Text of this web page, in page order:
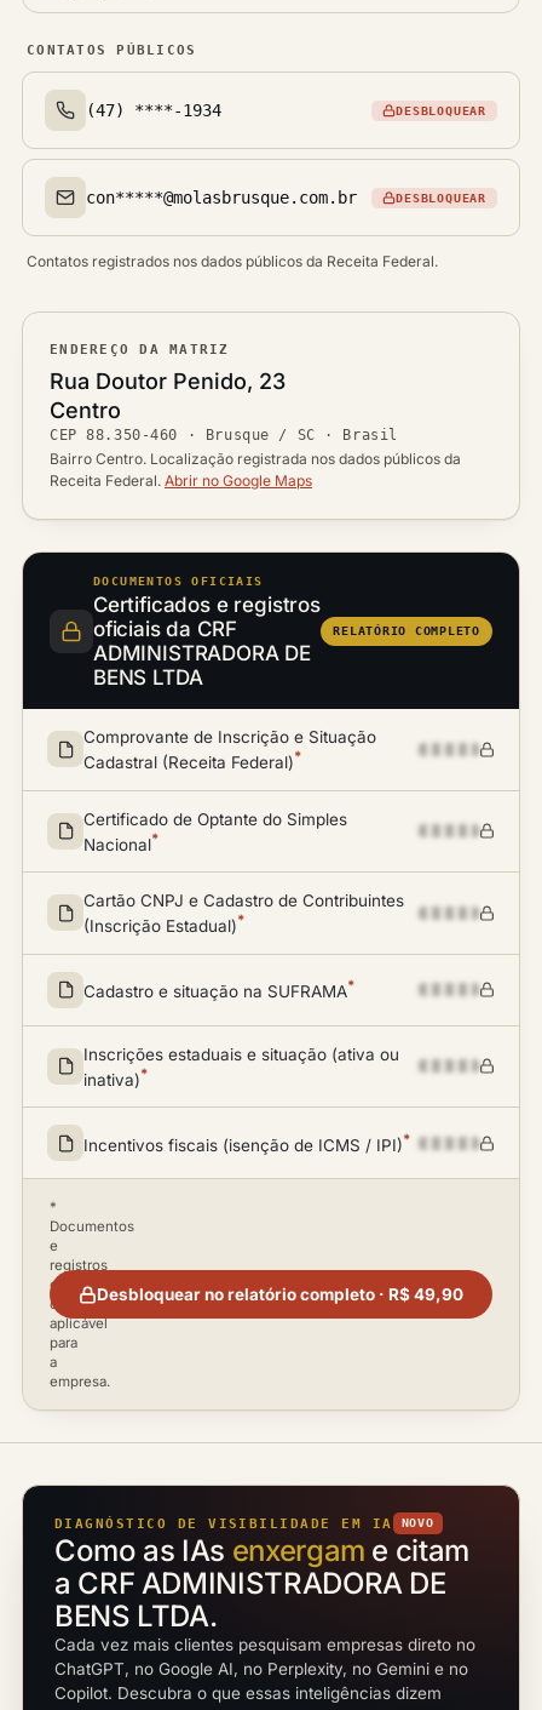
CONTATOS PÚBLICOS
Telefone(s)
(47) ****-1934 DESBLOQUEAR
Email(s)
con*****@molasbrusque.com.br DESBLOQUEAR
Contatos registrados nos dados públicos da Receita Federal.
ENDEREÇO DA MATRIZ
Logradouro
Rua Doutor Penido, 23
Bairro
Centro
CEP
CEP88.350-460 ·
Cidade / UF
Brusque / SC · Brasil
Bairro Centro. Localização registrada nos dados públicos da
Receita Federal. Abrir no Google Maps
DOCUMENTOS OFICIAIS
Certificados e registros
oficiais da CRF
ADMINISTRADORA DE
BENS LTDA
RELATÓRIO COMPLETO
Comprovante de Inscrição e Situação
Cadastral (Receita Federal)*
Certificado de Optante do Simples
Nacional*
Cartão CNPJ e Cadastro de Contribuintes
(Inscrição Estadual)*
Cadastro e situação na SUFRAMA*
Inscrições estaduais e situação (ativa ou
inativa)*
Incentivos fiscais (isenção de ICMS / IPI)*
*
Documentos
e
registros
disponíveis
conforme
aplicável
para
a
empresa.
Desbloquear no relatório completo · R$ 49,90
DIAGNÓSTICO DE VISIBILIDADE EM IA NOVO
Como as IAs enxergam e citam
a CRF ADMINISTRADORA DE
BENS LTDA.
Cada vez mais clientes pesquisam empresas direto no
ChatGPT, no Google AI, no Perplexity, no Gemini e no
Copilot. Descubra o que essas inteligências dizem